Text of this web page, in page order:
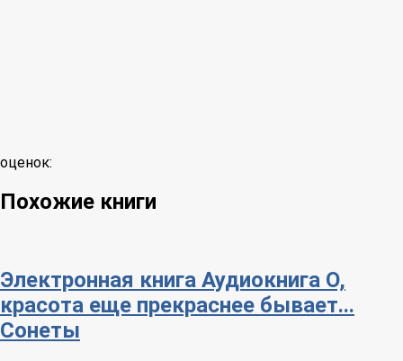
оценок:
Похожие книги
Электронная книга Аудиокнига О,
красота еще прекраснее бывает...
Сонеты